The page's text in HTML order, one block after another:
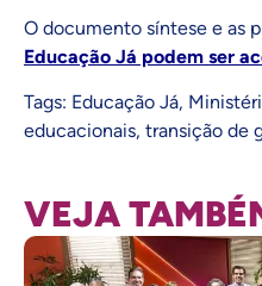
O documento síntese e as
Educação Já podem ser
Tags: Educação Já,
educacionais, transição de
VEJA